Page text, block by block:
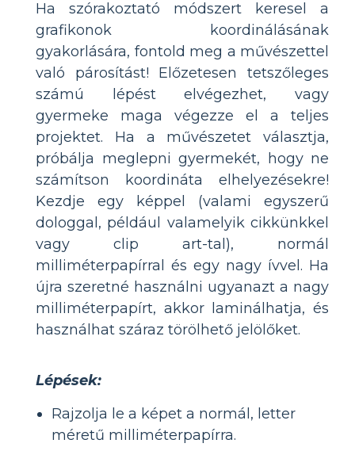
Ha szórakoztató módszert keresel a
grafikonok koordinálásának
gyakorlására, fontold meg a művészettel
való párosítást! Előzetesen tetszőleges
számú lépést elvégezhet, vagy
gyermeke maga végezze el a teljes
projektet. Ha a művészetet választja,
próbálja meglepni gyermekét, hogy ne
számítson koordináta elhelyezésekre!
Kezdje egy képpel (valami egyszerű
dologgal, például valamelyik cikkünkkel
vagy clip art-tal), normál
milliméterpapírral és egy nagy ívvel. Ha
újra szeretné használni ugyanazt a nagy
milliméterpapírt, akkor laminálhatja, és
használhat száraz törölhető jelölőket.
Lépések:
Rajzolja le a képet a normál, letter
méretű milliméterpapírra.